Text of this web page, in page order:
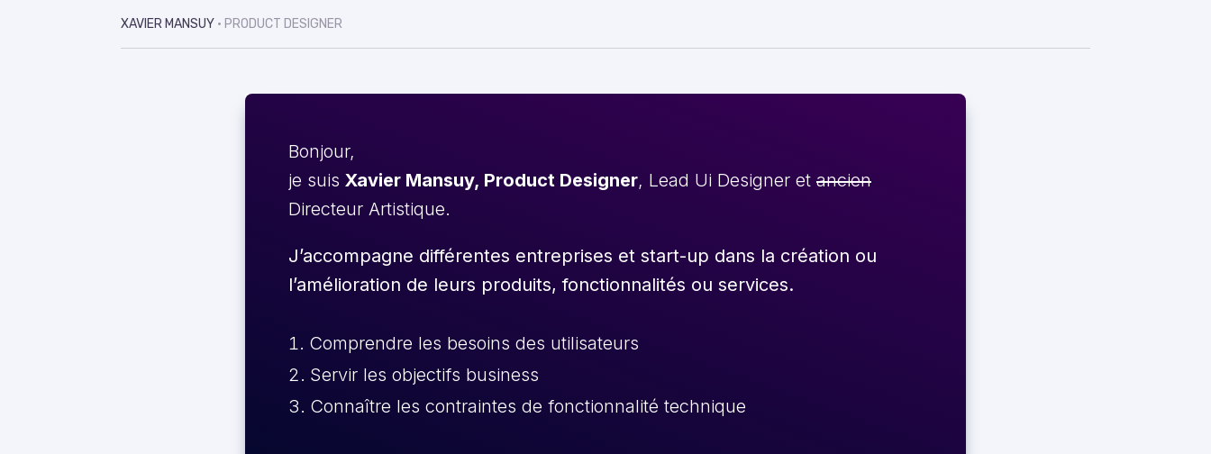
XAVIER MANSUY • PRODUCT DESIGNER
Bonjour,
je suis Xavier Mansuy, Product Designer, Lead Ui Designer et ancien
Directeur Artistique.
J’accompagne différentes entreprises et start-up dans la création ou
l’amélioration de leurs produits, fonctionnalités ou services.
Comprendre les besoins des utilisateurs
Servir les objectifs business
Connaître les contraintes de fonctionnalité technique